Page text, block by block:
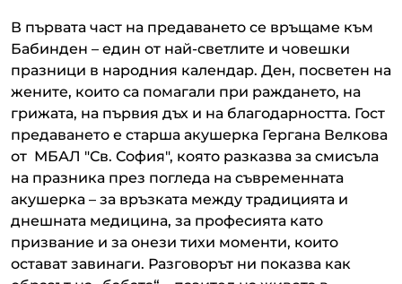
В първата част на предаването се връщаме към
Бабинден – един от най-светлите и човешки
празници в народния календар. Ден, посветен на
жените, които са помагали при раждането, на
грижата, на първия дъх и на благодарността. Гост
предаването е старша акушерка Гергана Велкова
от МБАЛ "Св. София", която разказва за смисъла
на празника през погледа на съвременната
акушерка – за връзката между традицията и
днешната медицина, за професията като
призвание и за онези тихи моменти, които
остават завинаги. Разговорът ни показва как